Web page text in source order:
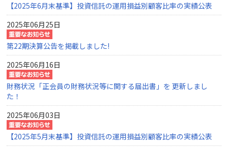
【2025年6月末基準】投資信託の運用損益別顧客比率の実績公表
2025年06月25日
第22期決算公告を掲載しました!
2025年06月16日
財務状況「正会員の財務状況等に関する届出書」を 更新しまし
た！
2025年06月03日
【2025年5月末基準】投資信託の運用損益別顧客比率の実績公表